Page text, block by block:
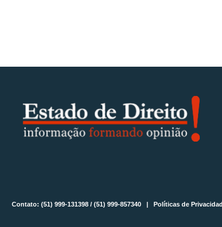
Contato: (51) 999-131398 / (51) 999-857340 | Políticas de